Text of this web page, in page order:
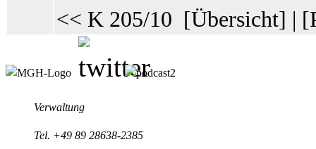
<< K 205/10 [Übersicht] | [
Verwaltung
Tel. +49 89 28638-2385